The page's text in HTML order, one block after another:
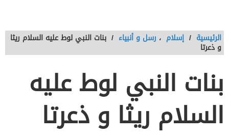
الرئيسية / إسلام ، رسل و أنبياء / بنات النبي لوط عليه السلام ريثا
و ذعرتا
بنات النبي لوط عليه
السلام ريثا و ذعرتا